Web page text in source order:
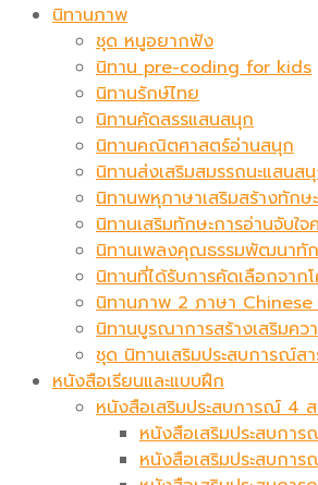
นิทานภาพ
ชุด หนูอยากฟัง
นิทาน pre-coding for kids
นิทานรักษ์ไทย
นิทานคัดสรรแสนสนุก
นิทานคณิตศาสตร์อ่านสนุก
นิทานส่งเสริมสมรรถนะแสนส
นิทานพหุภาษาเสริมสร้างทักษ
นิทานเสริมทักษะการอ่านจับใจ
นิทานเพลงคุณธรรมพัฒนาทั
นิทานที่ได้รับการคัดเลือกจาก
นิทานภาพ 2 ภาษา
นิทานบูรณาการสร้างเสริม
ชุด นิทานเสริมประสบการณ์ส
หนังสือเรียนและแบบฝึก
หนังสือเสริมประสบการณ์ 4 ส
หนังสือเสริมประสบกา
หนังสือเสริมประสบกา